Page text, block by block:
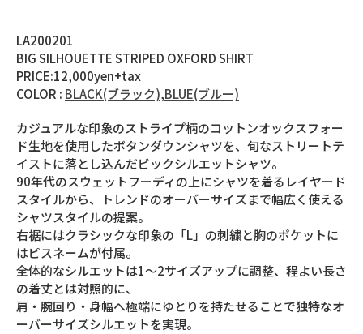
LA200201
BIG SILHOUETTE STRIPED OXFORD SHIRT
PRICE:12,000yen+tax
COLOR : BLACK(ブラック),BLUE(ブルー)
カジュアルな印象のストライプ柄のコットンオックスフォー
ド生地を使用したボタンダウンシャツを、旬なストリートテ
イストに落とし込んだビックシルエットシャツ。
90年代のスウェットフーディの上にシャツを着るレイヤード
スタイルから、トレンドのオーバーサイズまで幅広く使える
シャツスタイルの提案。
右裾にはクラシックな印象の「L」の刺繍と胸のポケットに
はピスネームが付属。
全体的なシルエットは1～2サイズアップに調整、程よい長さ
の着丈とは対照的に、
肩・腕回り・身幅へ極端にゆとりを持たせることで独特なオ
ーバーサイズシルエットを実現。